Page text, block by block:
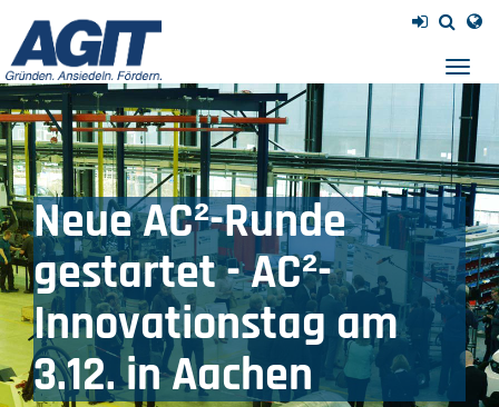
Neue AC²-Runde
gestartet - AC²-
Innovationstag am
3.12. in Aachen